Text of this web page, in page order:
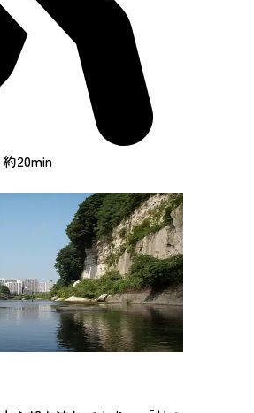
20min